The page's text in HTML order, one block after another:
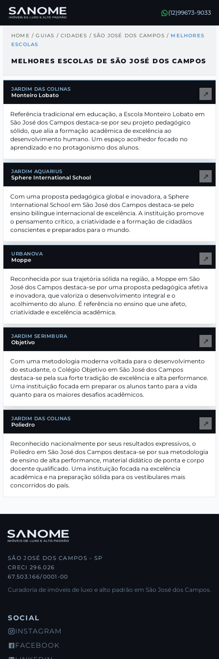
(12)99673-9033
HOME / GUIAS / CIDADES / SÃO JOSÉ DOS CAMPOS / MELHORES
ESCOLAS
MELHORES ESCOLAS DE SÃO JOSÉ DOS CAMPOS
JARDIM DAS COLINAS
Monteiro Lobato ↗
Referência tradicional em educação, a Escola Monteiro Lobato em
São José dos Campos destaca-se por seu projeto pedagógico
sólido, que alia a formação acadêmica de excelência ao
desenvolvimento humano. Um espaço acolhedor focado no
aprendizado e no protagonismo dos alunos.
JARDIM AQUARIUS
Sphere International School ↗
Com uma proposta pedagógica global e inovadora, a Sphere
International School em São José dos Campos destaca-se pelo
ensino bilíngue internacional de excelência. A instituição promove
o pensamento crítico, a criatividade e a formação de cidadãos
conscientes e preparados para o mundo.
URBANOVA
Moppe ↗
Reconhecida por sua trajetória sólida na região, a Moppe em São
José dos Campos destaca-se por uma proposta pedagógica afetiva
e inovadora, que valoriza o desenvolvimento integral e o
acolhimento do aluno. É referência no ensino que une afeto,
criatividade e excelência acadêmica.
JARDIM SERIMBURA
Objetivo ↗
Com uma metodologia moderna voltada para o desenvolvimento
do estudante, o Colégio Objetivo em São José dos Campos
destaca-se pela sua forte tradição de excelência e alta performance.
Uma instituição focada em preparar os alunos tanto para a vida
quanto para os maiores desafios acadêmicos.
JARDIM DAS COLINAS
Poliedro ↗
Reconhecido nacionalmente por seus resultados expressivos, o
Poliedro em São José dos Campos destaca-se por sua metodologia
de ensino de alta performance, material didático de ponta e corpo
docente qualificado. Uma instituição focada na excelência
acadêmica e na preparação sólida para os vestibulares mais
concorridos do país.
SÃO JOSÉ DOS CAMPOS - SP
CRECI 296.026
67.503.166/0001-00
Curadoria de imóveis de luxo e alto padrão em São José dos Campos.
SOCIAL
INSTAGRAM
FACEBOOK